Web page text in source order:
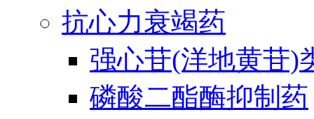
抗心力衰竭药
强心苷(洋地黄苷)
磷酸二酯酶抑制药